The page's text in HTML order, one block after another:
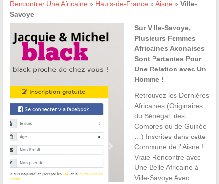
Rencontrer Une Africaine » Hauts-de-France » Aisne » Ville-
Savoye
Sur Ville-Savoye,
Plusieurs Femmes
Africaines Axonaises
Sont Partantes Pour
Une Relation avec Un
Homme !
Retrouvez les Dernières
Africaines (Originaires
du Sénégal, des
Comores ou de Guinée
…) Inscrites dans cette
Commune de l’ Aisne !
Vraie Rencontre avec
Une Belle Africaine à
Ville-Savoye Avec